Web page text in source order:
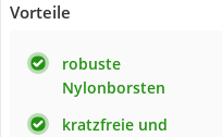
Vorteile
robuste
Nylonborsten
kratzfreie und